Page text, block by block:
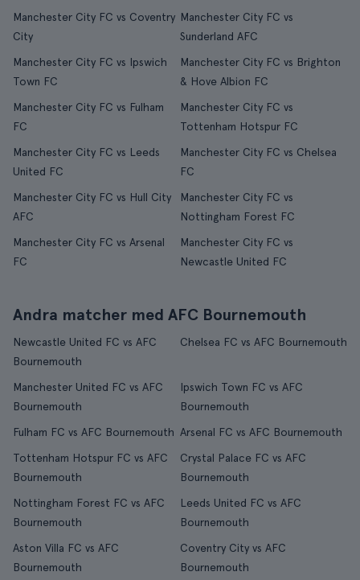
Manchester City FC vs Coventry
City
Manchester City FC vs
Sunderland AFC
Manchester City FC vs Ipswich
Town FC
Manchester City FC vs Brighton
& Hove Albion FC
Manchester City FC vs Fulham
FC
Manchester City FC vs
Tottenham Hotspur FC
Manchester City FC vs Leeds
United FC
Manchester City FC vs Chelsea
FC
Manchester City FC vs Hull City
AFC
Manchester City FC vs
Nottingham Forest FC
Manchester City FC vs Arsenal
FC
Manchester City FC vs
Newcastle United FC
Andra matcher med AFC Bournemouth
Newcastle United FC vs AFC
Bournemouth
Chelsea FC vs AFC Bournemouth
Manchester United FC vs AFC
Bournemouth
Ipswich Town FC vs AFC
Bournemouth
Fulham FC vs AFC Bournemouth Arsenal FC vs AFC Bournemouth
Tottenham Hotspur FC vs AFC
Bournemouth
Crystal Palace FC vs AFC
Bournemouth
Nottingham Forest FC vs AFC
Bournemouth
Leeds United FC vs AFC
Bournemouth
Aston Villa FC vs AFC
Bournemouth
Coventry City vs AFC
Bournemouth